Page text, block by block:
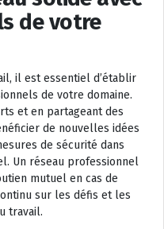
de votre
il est essentiel d’établir
de votre domaine.
et en partageant des
de nouvelles idées
de sécurité dans
Un réseau professionnel
mutuel en cas de
sur les défis et les
travail.